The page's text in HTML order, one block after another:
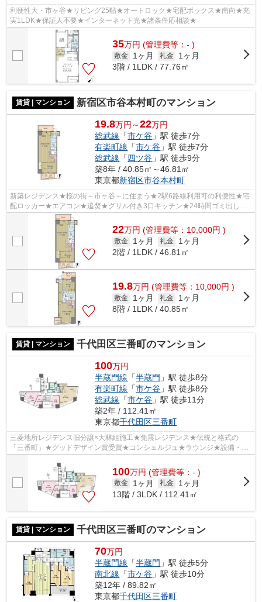
利便性大・市ヶ谷★リビング25帖★オートロック★宅配ボックス★南向★充
実1LDK★保証人不要★インターネット光★諸条件応相談★
35万円 (管理費等：- )
敷金 1ヶ月 礼金
1ヶ月
3階 / 1LDK / 77.76㎡
賃貸 | マンション 新宿区市谷本村町のマンション
19.8万円～22万円
総武線 「市ケ谷 」駅 徒歩7分
有楽町線 「市ケ谷 」駅 徒歩7分
総武線 「四ツ谷 」駅 徒歩9分
築8年 / 40.85㎡～46.81㎡
東京都新宿区市谷本村町
新築レジデンス★桜の街～市ヶ谷～に住まう★2駅6路線利用可の利便性★宅
配ロッカー★エアコン★追焚★グリル付き3口キッチン★24時間ゴミ出し可
★浴室乾燥★
22万円 (管理費等：10,000円 )
敷金 1ヶ月 礼金
1ヶ月
2階 / 1LDK / 46.81㎡
19.8万円 (管理費等：10,000円 )
敷金 1ヶ月 礼金
1ヶ月
8階 / 1LDK / 40.85㎡
賃貸 | マンション 千代田区三番町のマンション
100万円
半蔵門線 「半蔵門 」駅 徒歩8分
有楽町線 「市ケ谷 」駅 徒歩8分
総武線 「市ケ谷 」駅 徒歩11分
築2年 / 112.41㎡
東京都千代田区三番町
三菱地所レジデンス旧分譲×大林組施工★免震レジデンス★伝統と格式の
「三番町」★グッドデザイン賞受賞★コンシェルジュ★ラウンジ★設備・セ
100万円 (管理費等：- )
敷金 1ヶ月 礼金
1ヶ月
13階 / 3LDK / 112.41㎡
賃貸 | マンション 千代田区三番町のマンション
70万円
半蔵門線 「半蔵門 」駅 徒歩5分
南北線 「市ケ谷 」駅 徒歩10分
築12年 / 89.82㎡
東京都千代田区三番町